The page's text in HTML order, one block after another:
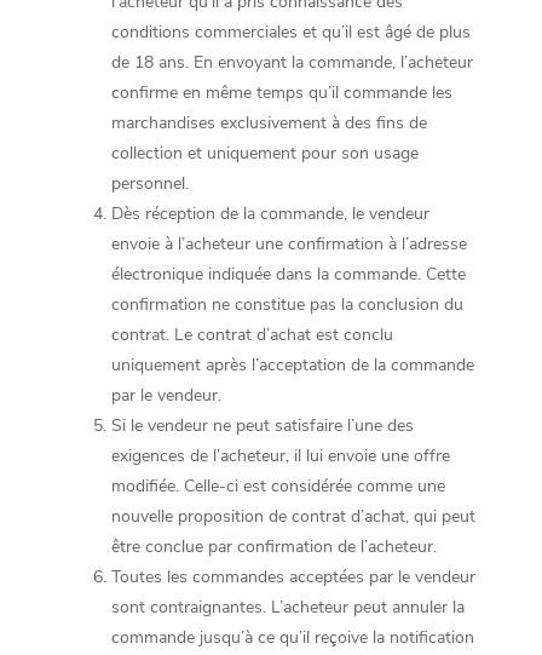
conditions commerciales et qu’il est âgé de plus
de 18 ans. En envoyant la commande, l’acheteur
confirme en même temps qu’il commande les
marchandises exclusivement à des fins de
collection et uniquement pour son usage
personnel.
Dès réception de la commande, le vendeur
envoie à l’acheteur une confirmation à l’adresse
électronique indiquée dans la commande. Cette
confirmation ne constitue pas la conclusion du
contrat. Le contrat d’achat est conclu
uniquement après l’acceptation de la commande
par le vendeur.
Si le vendeur ne peut satisfaire l’une des
exigences de l’acheteur, il lui envoie une offre
modifiée. Celle-ci est considérée comme une
nouvelle proposition de contrat d’achat, qui peut
être conclue par confirmation de l’acheteur.
Toutes les commandes acceptées par le vendeur
sont contraignantes. L’acheteur peut annuler la
commande jusqu’à ce qu’il reçoive la notification